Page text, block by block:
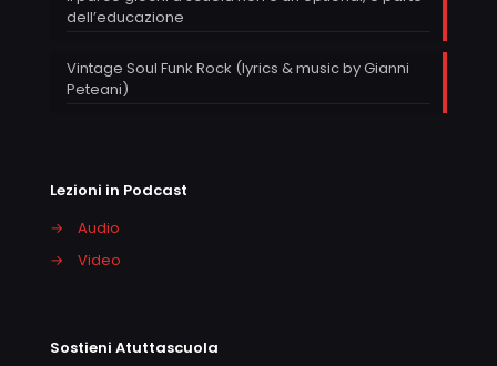
dell’educazione
Vintage Soul Funk Rock (lyrics & music by Gianni
Peteani)
Lezioni in Podcast
→
Audio
→
Video
Sostieni Atuttascuola